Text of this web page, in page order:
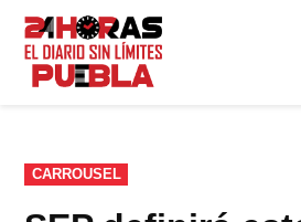
Saltar
contenido
PUBLICADO
EN
CARROUSEL